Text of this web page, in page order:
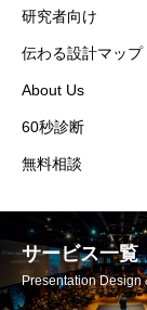
研究者向け
伝わる設計マップ
About Us
60秒診断
無料相談
サービス一覧
Presentation Design